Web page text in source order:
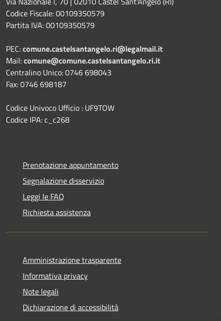
Codice Fiscale: 00109350579
Partita IVA: 00109350579
PEC:comune.castelsantangelo.ri@legalmail.it
Mail:comune@comune.castelsantangelo.ri.it
Centralino Unico: 0746 698043
Fax: 0746 698187
Codice Univoco Ufficio : UF9TOW
Codice IPA: c_c268
Prenotazione appuntamento
Segnalazione disservizio
Leggi le FAQ
Richiesta assistenza
Amministrazione trasparente
Informativa privacy
Note legali
Dichiarazione di accessibilità